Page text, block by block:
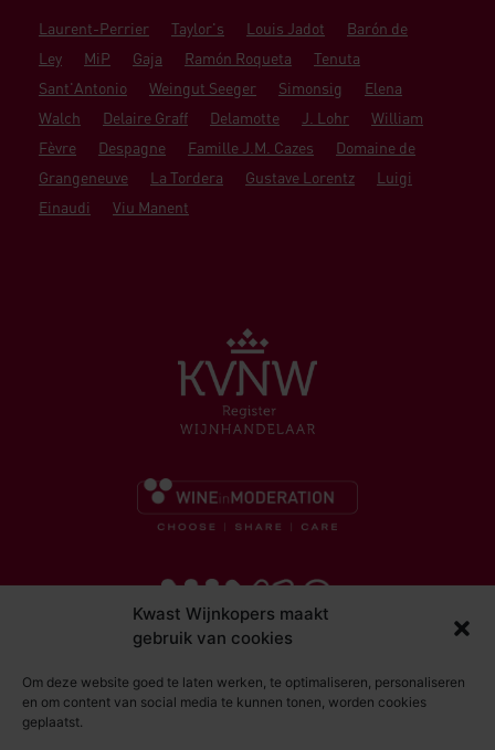
Kwast Wijnkopers maakt
gebruik van cookies
Om deze website goed te laten werken, te optimaliseren, personaliseren
en om content van social media te kunnen tonen, worden cookies
geplaatst.
Laurent-Perrier Taylor's Louis Jadot
Barón de
Ley
MiP Gaja Ramón Roqueta
Tenuta
Sant'Antonio
Weingut Seeger Simonsig
Elena
Walch
Delaire Graff Delamotte J. Lohr
William
Fèvre
Despagne Famille J.M. Cazes
Domaine de
Grangeneuve
La Tordera Gustave Lorentz
Luigi
Einaudi
Viu Manent